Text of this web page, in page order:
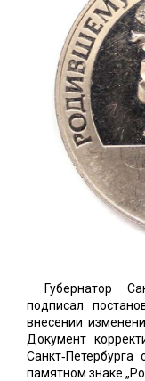
Губернатор
подписал
внесении
Документ
памятном знаке